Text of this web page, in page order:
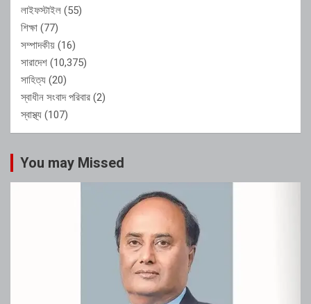
লাইফস্টাইল (55)
শিক্ষা (77)
সম্পাদকীয় (16)
সারাদেশ (10,375)
সাহিত্য (20)
স্বাধীন সংবাদ পরিবার (2)
স্বাস্থ্য (107)
You may Missed